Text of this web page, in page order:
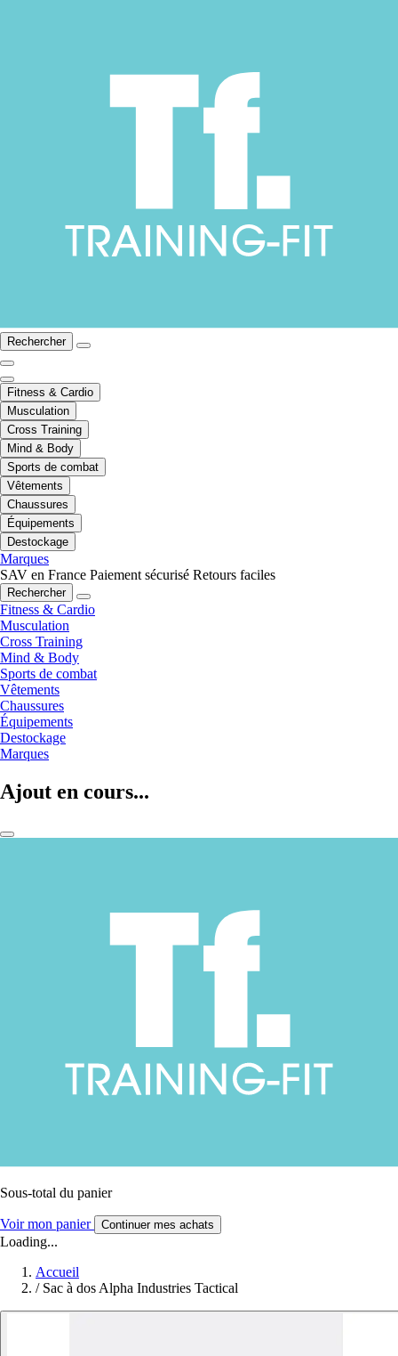
Rechercher
Fitness & Cardio
Musculation
Cross Training
Mind & Body
Sports de combat
Vêtements
Chaussures
Équipements
Destockage
Marques
SAV en France Paiement sécurisé Retours faciles
Rechercher
Fitness & Cardio
Musculation
Cross Training
Mind & Body
Sports de combat
Vêtements
Chaussures
Équipements
Destockage
Marques
Ajout en cours...
Sous-total du panier
Voir mon panier Continuer mes achats
Loading...
Accueil
/ Sac à dos Alpha Industries Tactical